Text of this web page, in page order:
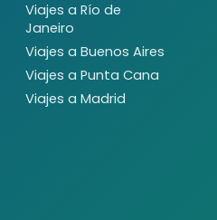
Viajes a Río de
Janeiro
Viajes a Buenos Aires
Viajes a Punta Cana
Viajes a Madrid